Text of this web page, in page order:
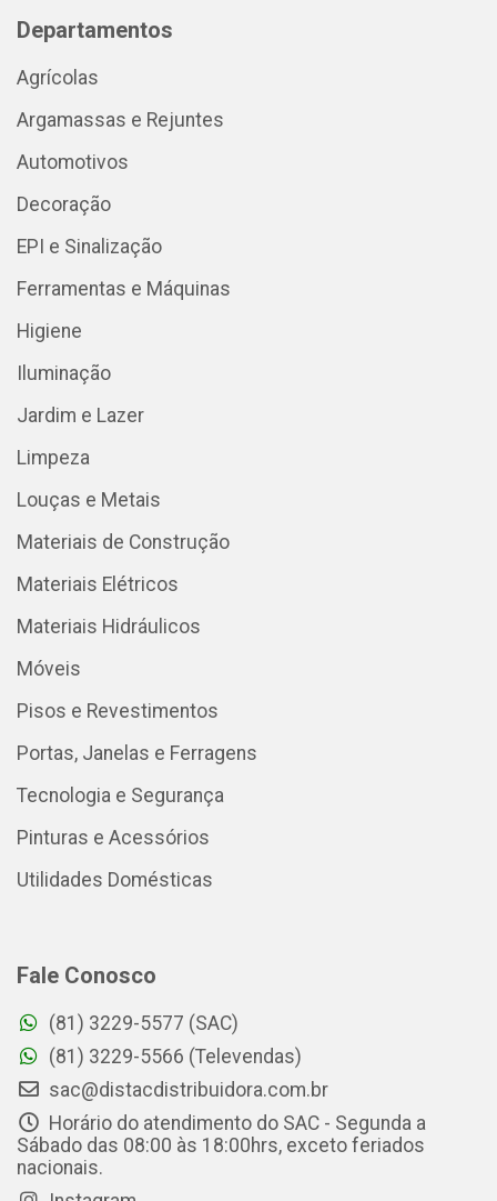
Departamentos
Agrícolas
Argamassas e Rejuntes
Automotivos
Decoração
EPI e Sinalização
Ferramentas e Máquinas
Higiene
Iluminação
Jardim e Lazer
Limpeza
Louças e Metais
Materiais de Construção
Materiais Elétricos
Materiais Hidráulicos
Móveis
Pisos e Revestimentos
Portas, Janelas e Ferragens
Tecnologia e Segurança
Pinturas e Acessórios
Utilidades Domésticas
Fale Conosco
(81) 3229-5577 (SAC)
(81) 3229-5566 (Televendas)
sac@distacdistribuidora.com.br
Horário do atendimento do SAC - Segunda a
Sábado das 08:00 às 18:00hrs, exceto feriados
nacionais.